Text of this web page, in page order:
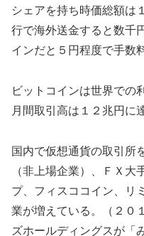
シェアを持ち時価総額は
行で海外送金すると数千
インだと５円程度で手数
ビットコインは世界での
月間取引高は１２兆円に
国内で仮想通貨の取引所
（非上場企業）、ＦＸ
プ、フィスココイン、リ
業が増えている。（２
ズホールディングスが「